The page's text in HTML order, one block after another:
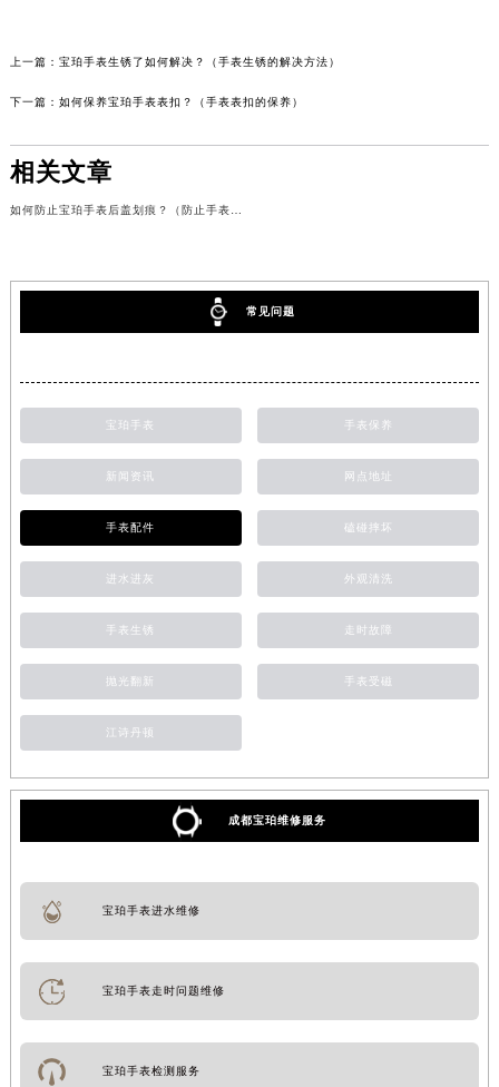
上一篇： 宝珀手表生锈了如何解决？（手表生锈的解决方法）
下一篇： 如何保养宝珀手表表扣？（手表表扣的保养）
相关文章
如何防止宝珀手表后盖划痕？（防止手表后盖划痕的方法）
常见问题
宝珀手表 手表保养
新闻资讯 网点地址
手表配件 磕碰摔坏
进水进灰 外观清洗
手表生锈 走时故障
抛光翻新 手表受磁
江诗丹顿
成都宝珀维修服务
宝珀手表进水维修
宝珀手表走时问题维修
宝珀手表检测服务